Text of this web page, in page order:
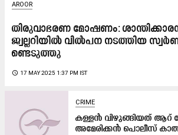
AROOR
തിരുവാഭരണ മോഷണം:
ജ്വല്ലറി​യി​ൽ വി​ൽപ​ന ന​ട​ത്തി​യ​
ണ്ടെ​ടു​ത്തു
access_time 17 MAY 2025 1:37 PM IST
CRIME
കള്ളന്‍ വിഴുങ്ങിയത് ആറ്
അമേരിക്കൻ പൊലീസ്